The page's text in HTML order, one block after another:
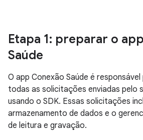
Etapa 1: preparar o
Saúde
O app Conexão Saúde é
todas as solicitações enviadas pelo
usando o SDK. Essas solicitações
armazenamento de dados e o
de leitura e gravação.